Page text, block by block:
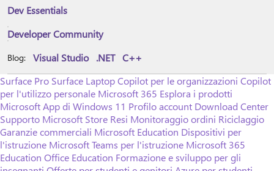
Dev Essentials
Developer Community
Blog: Visual Studio .NET C++
Surface Pro Surface LaptopCopilot per le organizzazioni Copilot
per l'utilizzo personale Microsoft 365 Esplora i prodotti
MicrosoftApp di Windows 11 Profilo account Download Center
Supporto Microsoft Store Resi Monitoraggio ordini Riciclaggio
Garanzie commerciali Microsoft Education Dispositivi per
l'istruzione Microsoft Teams per l'istruzione Microsoft 365
Education Office Education Formazione e sviluppo per gli